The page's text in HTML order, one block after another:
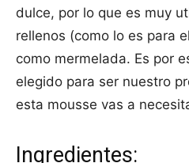
dulce, por lo que es muy
rellenos (como lo es para
como mermelada. Es por
elegido para ser nuestro
esta mousse vas a
Ingredientes: